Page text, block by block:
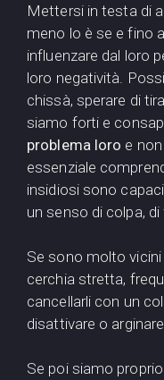
Mettersi in testa di
meno lo è se e fino
influenzare dal loro
loro negatività.
chissà, sperare di
siamo forti e
problema loro e
essenziale
insidiosi sono
un senso di colpa,
Se sono molto
cerchia stretta,
cancellarli con un
disattivare o
Se poi siamo